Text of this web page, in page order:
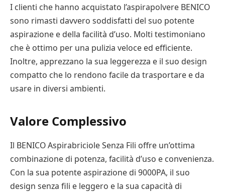
I clienti che hanno acquistato l’aspirapolvere BENICO
sono rimasti davvero soddisfatti del suo potente
aspirazione e della facilità d’uso. Molti testimoniano
che è ottimo per una pulizia veloce ed efficiente.
Inoltre, apprezzano la sua leggerezza e il suo design
compatto che lo rendono facile da trasportare e da
usare in diversi ambienti.
Valore Complessivo
Il BENICO Aspirabriciole Senza Fili offre un’ottima
combinazione di potenza, facilità d’uso e convenienza.
Con la sua potente aspirazione di 9000PA, il suo
design senza fili e leggero e la sua capacità di